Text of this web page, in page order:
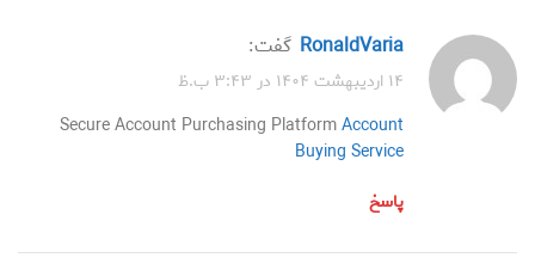
RonaldVaria گفت:
۱۴ اردیبهشت ۱۴۰۴ در ۳:۴۳ ب.ظ
Secure Account Purchasing PlatformAccount
Buying Service
پاسخ